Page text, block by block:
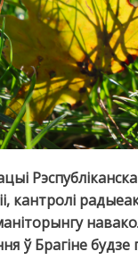
кантролі
ў Брагіне